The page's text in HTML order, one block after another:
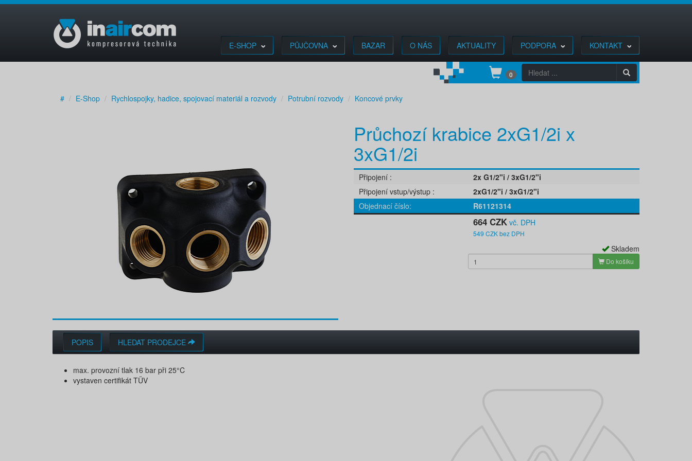
E-SHOP PŮJČOVNA BAZAR O NÁS AKTUALITY PODPORA KONTAKT
0
# E-Shop Rychlospojky, hadice, spojovací materiál a rozvody Potrubní rozvody Koncové prvky
Průchozí krabice 2xG1/2i x
3xG1/2i
Připojení
2x G1/2"i / 3xG1/2"i
Připojení vstup/výstup
2xG1/2"i / 3xG1/2"i
Objednací číslo
R61121314
664 CZK vč. DPH
549 CZK bez DPH
Skladem
Do košíku
POPIS HLEDAT PRODEJCE
max. provozní tlak 16 bar při 25°C
vystaven certifikát TÜV